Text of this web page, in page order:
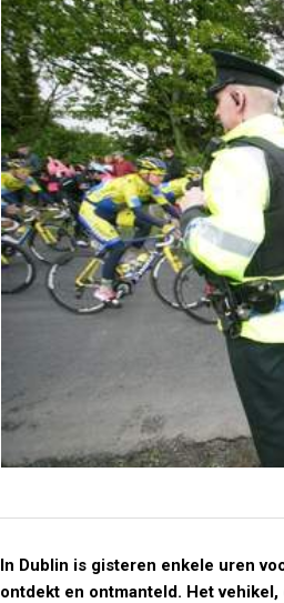
In Dublin is gisteren enkele uren
ontdekt en ontmanteld. Het